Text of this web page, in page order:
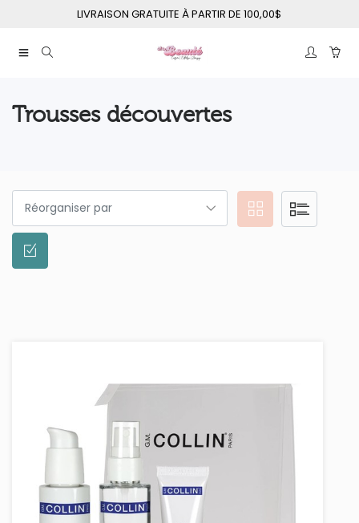
LIVRAISON GRATUITE À PARTIR DE 100,00$
Trousses découvertes